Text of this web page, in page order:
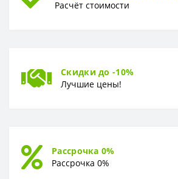
Расчёт стоимости
Скидки до -10%
Лучшие цены!
Рассрочка 0%
Рассрочка 0%